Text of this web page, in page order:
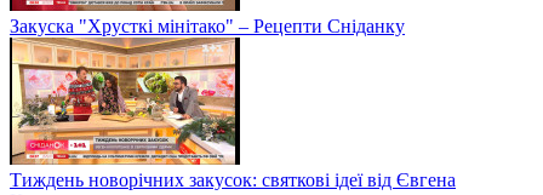
Закуска "Хрусткі мінітако" – Рецепти Сніданку
Тиждень новорічних закусок: святкові ідеї від Євгена